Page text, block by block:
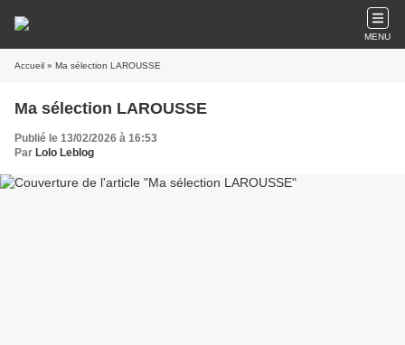
MENU
Accueil » Ma sélection LAROUSSE
Ma sélection LAROUSSE
Publié le 13/02/2026 à 16:53
Par Lolo Leblog